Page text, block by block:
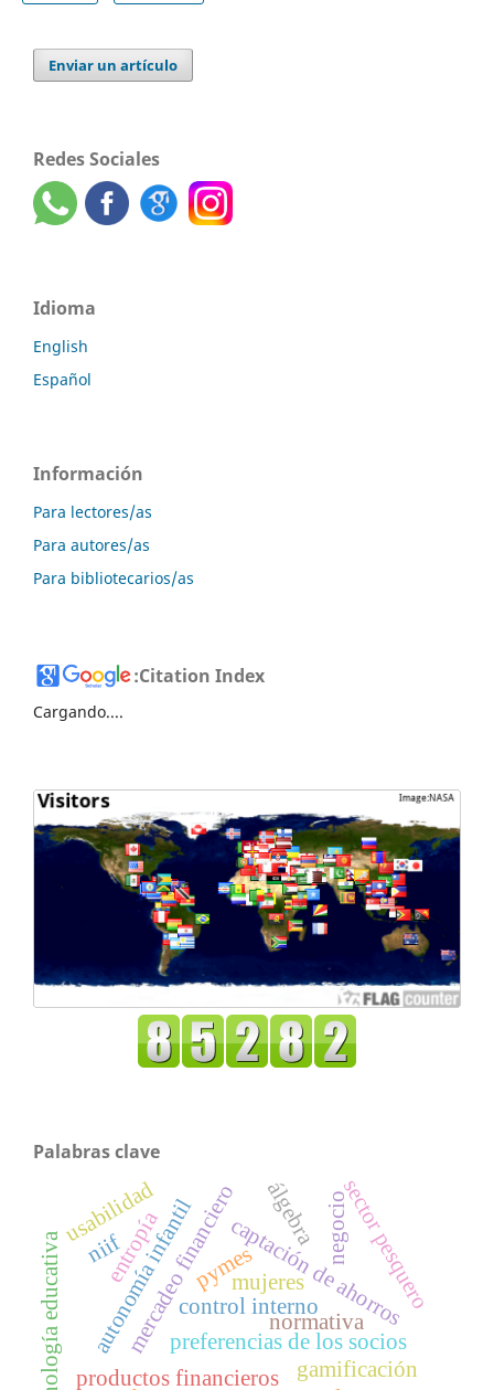
Enviar un artículo
Redes Sociales
Idioma
English
Español
Información
Para lectores/as
Para autores/as
Para bibliotecarios/as
:Citation Index
Cargando....
Palabras clave
captación de ahorros
mercadeo financiero
preferencias de los socios
productos financieros
autonomía infantilcontrol interno
pymes sector pesquero
entropía
tecnología educativa
usabilidad
gamificación
negocio
mujeres
niif
normativa
álgebra